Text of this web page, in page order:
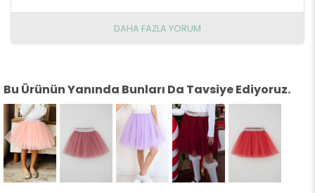
DAHA FAZLA YORUM
Bu Ürünün Yanında Bunları Da Tavsiye Ediyoruz.